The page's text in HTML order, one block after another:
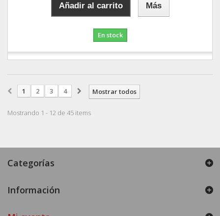
Añadir al carrito Más
En stock
Mostrar todos
1 2 3 4
Mostrando 1 - 12 de 45 items
Categorías
Información